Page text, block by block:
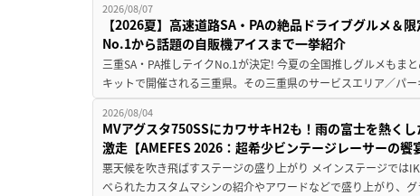
2026/08/07
【2026夏】高速道路SA・PAの絶品ドライブグルメ＆
No.1から話題の自販機アイスまで一挙紹介
三重SA・PA推しテイクNo.1が決定! 今夏の全国推しグルメもま
キットで開催される三重県。その三重県のサービスエリア／パ
2026/08/04
MVアグスタ750SSにカワサキH2も！雨の富士を熱く
激走【AMEFES 2026：超希少ビンテージレーサーの饗
悪天候を吹き飛ばすステージの盛り上がり メインステージでは
べられたカスタムマシンの紹介やアワードなどで盛り上がり、